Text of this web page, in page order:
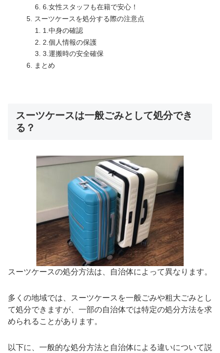
6.女性スタッフも在籍で安心！
スーツケースを処分する際の注意点
1.中身の確認
2.個人情報の保護
3.運搬時の安全確保
まとめ
スーツケースは一般ごみとして処分でき
る？
スーツケースの処分方法は、自治体によって異なります。
多くの地域では、スーツケースを一般ごみや粗大ごみとし
て処分できますが、一部の自治体では特定の処分方法を求
められることがあります。
以下に、一般的な処分方法と自治体による違いについて説